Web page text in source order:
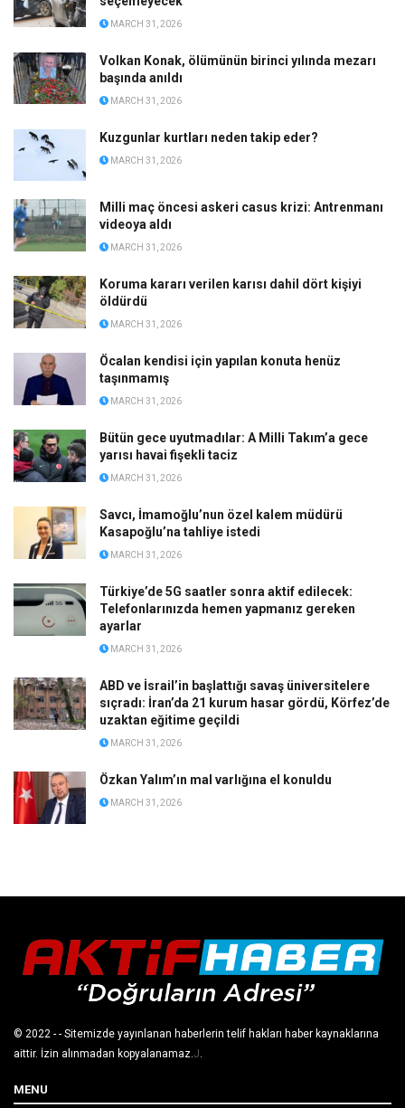
MARCH 31, 2026
Volkan Konak, ölümünün birinci yılında mezarı
başında anıldı
MARCH 31, 2026
Kuzgunlar kurtları neden takip eder?
MARCH 31, 2026
Milli maç öncesi askeri casus krizi: Antrenmanı
videoya aldı
MARCH 31, 2026
Koruma kararı verilen karısı dahil dört kişiyi
öldürdü
MARCH 31, 2026
Öcalan kendisi için yapılan konuta henüz
taşınmamış
MARCH 31, 2026
Bütün gece uyutmadılar: A Milli Takım’a gece
yarısı havai fişekli taciz
MARCH 31, 2026
Savcı, İmamoğlu’nun özel kalem müdürü
Kasapoğlu’na tahliye istedi
MARCH 31, 2026
Türkiye’de 5G saatler sonra aktif edilecek:
Telefonlarınızda hemen yapmanız gereken
ayarlar
MARCH 31, 2026
ABD ve İsrail’in başlattığı savaş üniversitelere
sıçradı: İran’da 21 kurum hasar gördü, Körfez’de
uzaktan eğitime geçildi
MARCH 31, 2026
Özkan Yalım’ın mal varlığına el konuldu
MARCH 31, 2026
© 2022 - - Sitemizde yayınlanan haberlerin telif hakları haber kaynaklarına
aittir. İzin alınmadan kopyalanamaz. J
MENU